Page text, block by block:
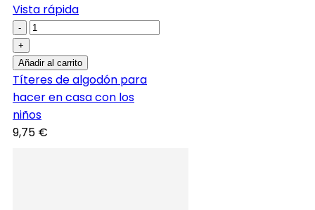
Vista rápida
-
+
Añadir al carrito
Títeres de algodón para
hacer en casa con los
niños
9,75 €